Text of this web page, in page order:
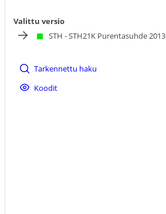
Valittu versio
STH - STH21K Purentasuhde 2013
Tarkennettu haku
Koodit